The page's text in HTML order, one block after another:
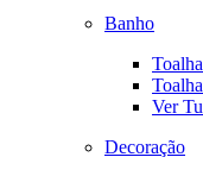
Banho
Ver
Decoração